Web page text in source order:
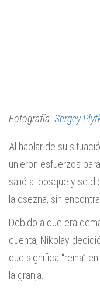
Fotografía: Sergey
Al hablar de su
unieron esfuerzos
salió al bosque y se
la osezna, sin
Debido a que era
cuenta, Nikolay
que significa “reina”
la granja.